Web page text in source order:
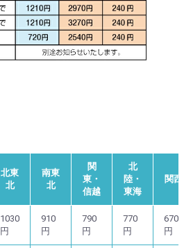
北東
北
南東
北
関
東・
信越
北
陸・
東海
関西
1030
円
910
円
790
円
770
円
670
円